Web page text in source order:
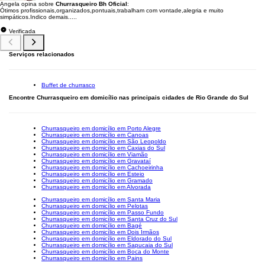
Angela opina sobre Churrasqueiro Bh Oficial:
Ótimos profissionais,organizados,pontuais,trabalham com vontade,alegria e muito
simpáticos.Indico demais.....
Verificada
Serviços relacionados
Buffet de churrasco
Encontre Churrasqueiro em domicílio nas principais cidades de Rio Grande do Sul
Churrasqueiro em domicílio em Porto Alegre
Churrasqueiro em domicílio em Canoas
Churrasqueiro em domicílio em São Leopoldo
Churrasqueiro em domicílio em Caxias do Sul
Churrasqueiro em domicílio em Viamão
Churrasqueiro em domicílio em Gravataí
Churrasqueiro em domicílio em Cachoeirinha
Churrasqueiro em domicílio em Esteio
Churrasqueiro em domicílio em Gramado
Churrasqueiro em domicílio em Alvorada
Churrasqueiro em domicílio em Santa Maria
Churrasqueiro em domicílio em Pelotas
Churrasqueiro em domicílio em Passo Fundo
Churrasqueiro em domicílio em Santa Cruz do Sul
Churrasqueiro em domicílio em Bagé
Churrasqueiro em domicílio em Dois Irmãos
Churrasqueiro em domicílio em Eldorado do Sul
Churrasqueiro em domicílio em Sapucaia do Sul
Churrasqueiro em domicílio em Boca do Monte
Churrasqueiro em domicílio em Pains